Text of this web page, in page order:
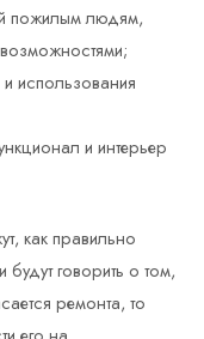
пожилым людям,
использования
и интерьер
как правильно
будут говорить о том,
ремонта, то